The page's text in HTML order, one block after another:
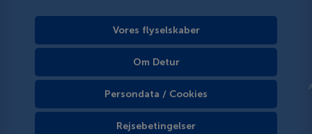
Vores flyselskaber
Om Detur
Persondata / Cookies
Rejsebetingelser